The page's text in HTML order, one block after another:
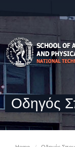
Οδηγός